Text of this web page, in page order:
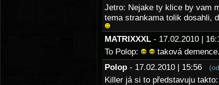
Jetro: Nejake ty klice by vam
tema strankama tolik dosahli,
MATRIXXXL - 17.02.2010 |
To Polop:
taková
Polop - 17.02.2010 | 15:56
Killer já si to představuju takto: